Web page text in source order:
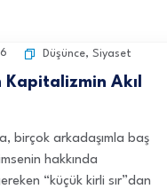
Düşünce, Siyaset
Kapitalizmin Akıl
birçok arkadaşımla baş
hakkında
“küçük kirli sır”dan